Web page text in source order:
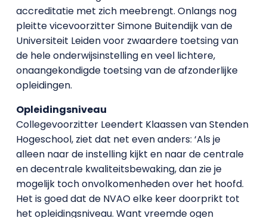
accreditatie met zich meebrengt. Onlangs nog
pleitte vicevoorzitter Simone Buitendijk van de
Universiteit Leiden voor zwaardere toetsing van
de hele onderwijsinstelling en veel lichtere,
onaangekondigde toetsing van de afzonderlijke
opleidingen.
Opleidingsniveau
Collegevoorzitter Leendert Klaassen van Stenden
Hogeschool, ziet dat net even anders: ‘Als je
alleen naar de instelling kijkt en naar de centrale
en decentrale kwaliteitsbewaking, dan zie je
mogelijk toch onvolkomenheden over het hoofd.
Het is goed dat de NVAO elke keer doorprikt tot
het opleidingsniveau. Want vreemde ogen